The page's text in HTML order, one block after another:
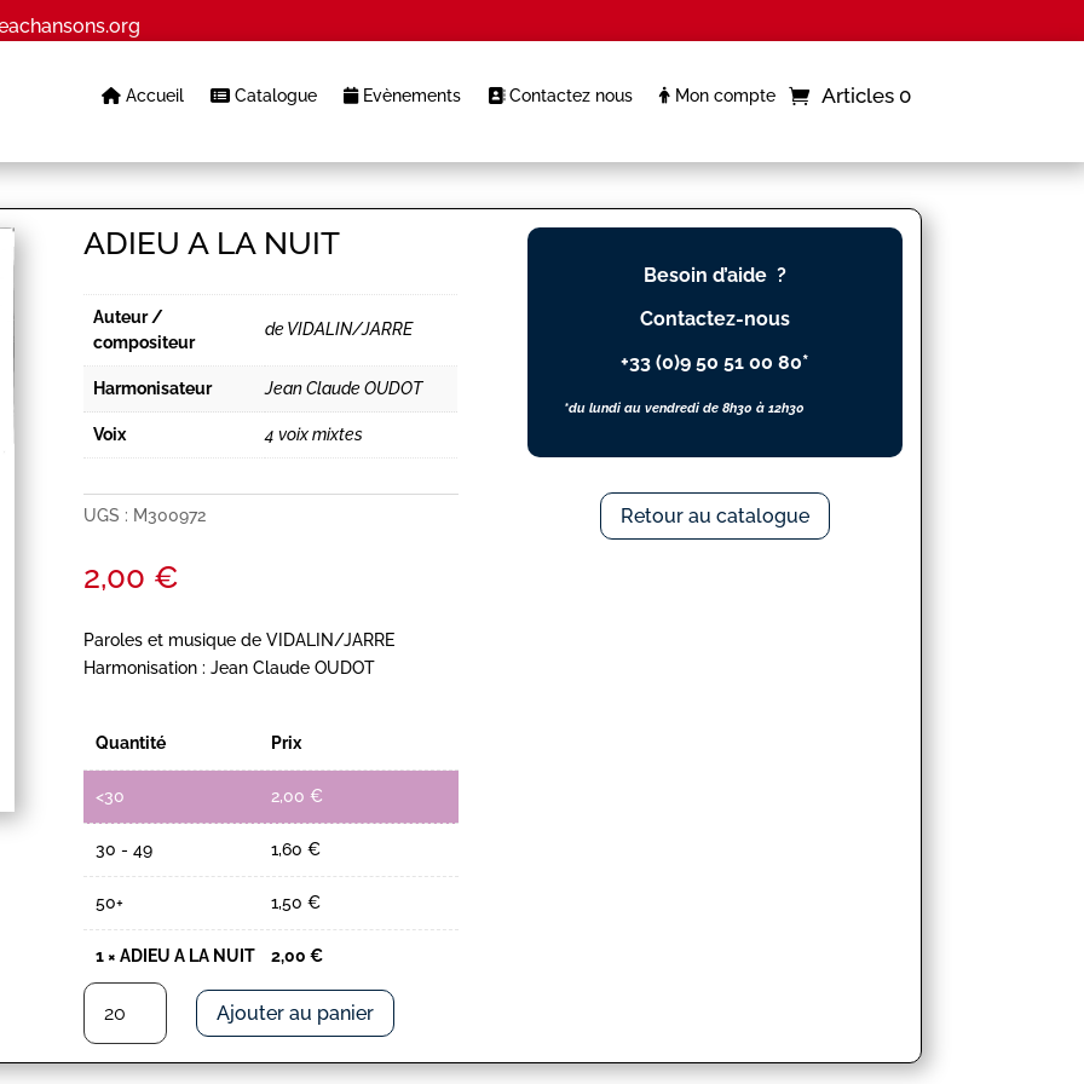
Accueil Catalogue Evènements Contactez nous Mon compte Articles 0
ADIEU A LA NUIT
Auteur /
compositeur
de VIDALIN/JARRE
Harmonisateur Jean Claude OUDOT
Voix 4 voix mixtes
UGS : M300972
2,00 €
Paroles et musique de VIDALIN/JARRE
Harmonisation : Jean Claude OUDOT
Quantité Prix
<30 2,00 €
30 - 49 1,60 €
50+ 1,50 €
1 ×ADIEU A LA NUIT 2,00 €
quantité
ADIEU
A
Ajouter au panier
Besoin d’aide ?
Contactez-nous
+33 (0)9 50 51 00 80*
*du lundi au vendredi de 8h30 à 12h30
Retour au catalogue